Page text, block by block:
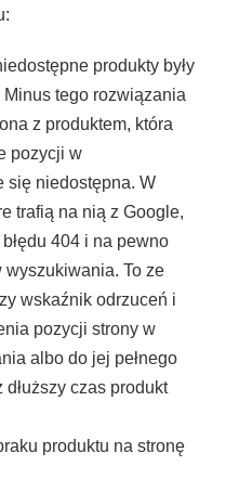
produkty były
tego rozwiązania
z produktem, która
pozycji w
się niedostępna. W
trafią na nią z Google,
404 i na pewno
To ze
wskaźnik odrzuceń i
pozycji strony w
albo do jej pełnego
czas produkt
produktu na stronę